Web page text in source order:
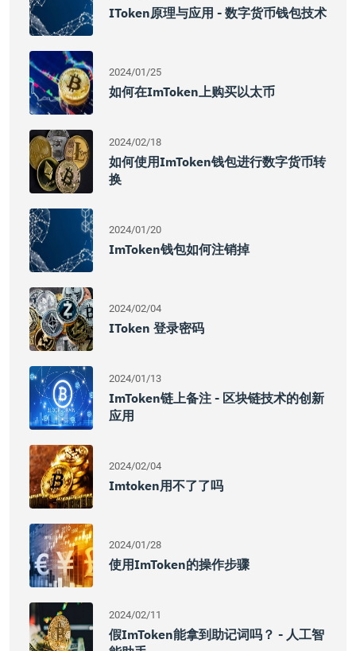
IToken原理与应用 - 数字货币钱包技术
2024/01/25
如何在imToken上购买以太币
2024/02/18
如何使用imToken钱包进行数字货币转
换
2024/01/20
ImToken钱包如何注销掉
2024/02/04
IToken 登录密码
2024/01/13
ImToken链上备注 - 区块链技术的创新
应用
2024/02/04
Imtoken用不了了吗
2024/01/28
使用imToken的操作步骤
2024/02/11
假imToken能拿到助记词吗？ - 人工智